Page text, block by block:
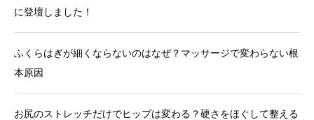
に登壇しました！
ふくらはぎが細くならないのはなぜ？マッサージで変わらない根
本原因
お尻のストレッチだけでヒップは変わる？硬さをほぐして整える